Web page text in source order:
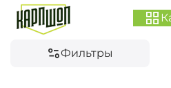
Фильтры